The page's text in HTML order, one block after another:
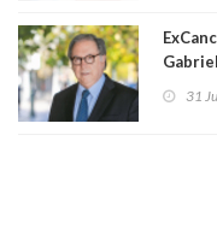
64.8%
"Si
31